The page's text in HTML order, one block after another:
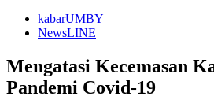
kabarUMBY
NewsLINE
Mengatasi Kecemasan
Pandemi Covid-19